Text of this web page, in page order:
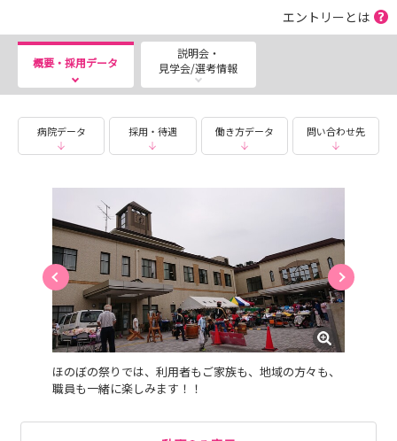
【申込方法】メール・採用サイトからお申込み下さい
【メールアドレス】yokoryo-saiyou@yokoryo.jp
じっくり、ゆっくり自分のペースで働ける職場です。是
エントリーとは
概要・採用データ
説明会・
見学会/選考情報
病院データ 採用・待遇 働き方データ 問い合わせ先
ほのぼの祭りでは、利用者もご家族も、地域の方々も、
職員も一緒に楽しみます！！